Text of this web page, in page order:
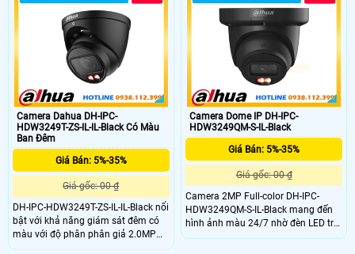
hình và âm thanh sinh động. Đặt
biệt với khả năng tự động ghi hình
có màu khi phát hiện chuyển động
vào ban đêm với tầm xa lên đến
50m
Camera Dahua DH-IPC-
HDW3249T-ZS-IL-IL-Black Có Màu
Ban Đêm
Giá Bán: 5%-35%
Giá gốc: 00 ₫
DH-IPC-HDW3249T-ZS-IL-IL-Black nổi
bật với khả năng giám sát đêm có
màu với độ phân phân giả 2.0MP
ghi hình sắc nét full color 24/7 giúp
Camera Dome IP DH-IPC-
HDW3249QM-S-IL-Black
Giá Bán: 5%-35%
Giá gốc: 00 ₫
Camera 2MP Full-color DH-IPC-
HDW3249QM-S-IL-Black mang đến
hình ảnh màu 24/7 nhờ đèn LED trợ
sáng tích hợp. Cảm biến CMOS